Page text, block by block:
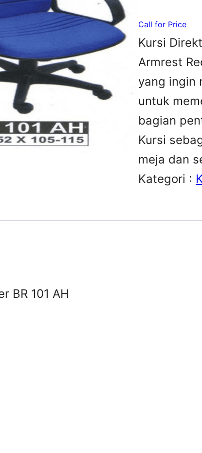
Call for Price
Kursi
Armrest
yang ingin
untuk
bagian
Kursi
meja dan
Kategori :
BR 101 AH